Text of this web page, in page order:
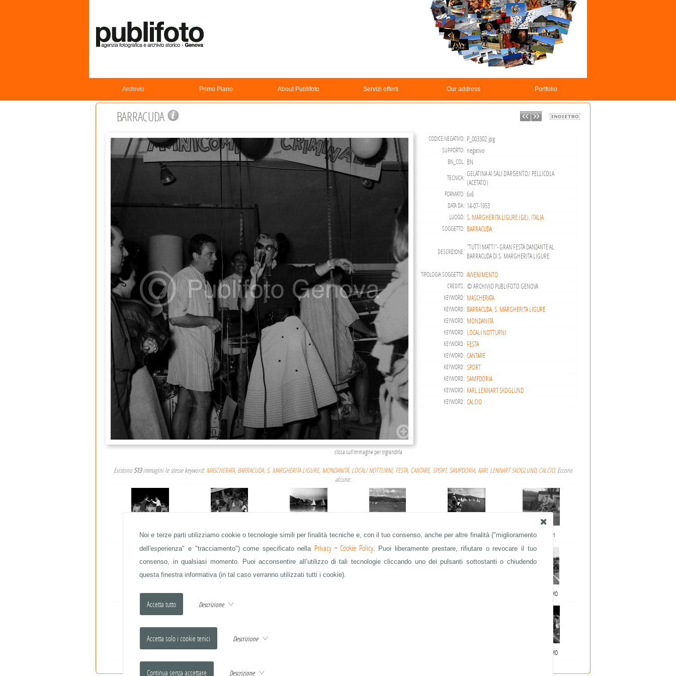
Noi e terze parti utilizziamo cookie o tecnologie simili per finalità tecniche e, con il tuo consenso, anche per altre finalità ("miglioramento
dell'esperienza" e "tracciamento") come specificato nella Privacy + Cookie Policy. Puoi liberamente prestare, rifiutare o revocare il tuo
consenso, in qualsiasi momento. Puoi acconsentire all’utilizzo di tali tecnologie cliccando uno dei pulsanti sottostanti o chiudendo
questa finestra informativa (in tal caso verranno utilizzati tutti i cookie).
Descrizione
Descrizione
Descrizione
Archivio Primo Piano About Publifoto Servizi offerti Our address Portfolio
BARRACUDA
clicca sull'immagine per ingrandirla
CODICE NEGATIVO: P_003302.jpg
SUPPORTO: negativo
BN_COL: BN
TECNICA: GELATINA AI SALI D'ARGENTO/ PELLICOLA
(ACETATO)
FORMATO: 6x6
DATA DA: 14-07-1953
LUOGO: S. MARGHERITA LIGURE (GE), ITALIA
SOGGETTO: BARRACUDA
DESCRIZIONE:
"TUTTI MATTI"- GRAN FESTA DANZANTE AL
BARRACUDA DI S. MARGHERITA LIGURE
TIPOLOGIA SOGGETTO: AVVENIMENTO
CREDITS: © ARCHIVIO PUBLIFOTO GENOVA
KEYWORD: MASCHERATA
KEYWORD: BARRACUDA, S. MARGHERITA LIGURE
KEYWORD: MONDANITÁ
KEYWORD: LOCALI NOTTURNI
KEYWORD: FESTA
KEYWORD: CANTARE
KEYWORD: SPORT
KEYWORD: SAMPDORIA
KEYWORD: KARL LENNART SKOGLUND
KEYWORD: CALCIO
Esistono513immagini le stesse keyword:MASCHERATA, BARRACUDA, S. MARGHERITA LIGURE, MONDANITÁ, LOCALI NOTTURNI, FESTA, CANTARE, SPORT,SAMPDORIA, KARL LENNART SKOGLUND, CALCIO. Eccone
alcune:
BARRACUDA BARRACUDA VELA VELA VELA FAUSTO COPPI
COLONIA ARNALDI AUTOMOBILISMO
AUTOMOBILISMO